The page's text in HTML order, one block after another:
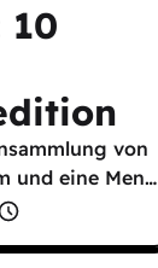
10
von
und eine Men…